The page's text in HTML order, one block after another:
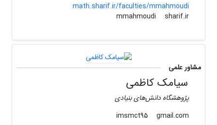
math.sharif.ir/faculties/mmahmoudi
mmahmoudi
sharif.ir
مشاور علمی
سیامک کاظمی
پژوهشگاه دانش‌های بنیادی
gmail.com